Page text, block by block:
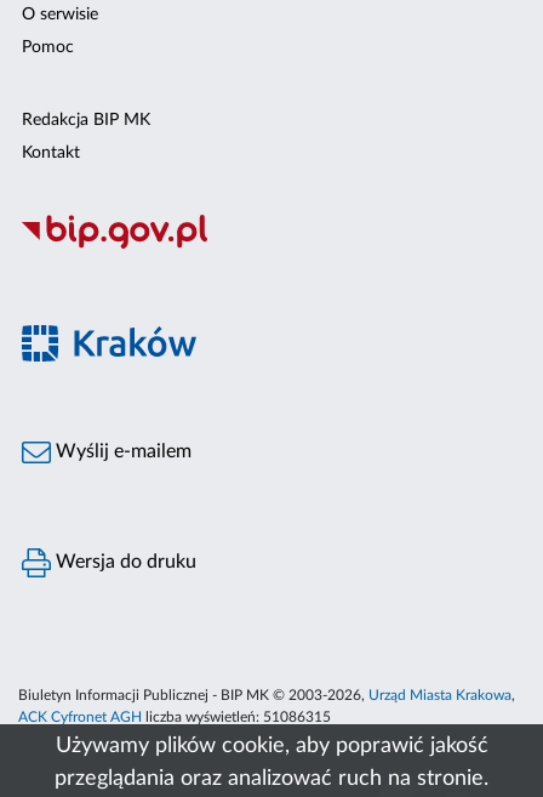
Używamy plików cookie, aby poprawić jakość
przeglądania oraz analizować ruch na stronie.
O serwisie
Pomoc
Redakcja BIP MK
Kontakt
Wyślij e-mailem
Wersja do druku
Biuletyn Informacji Publicznej - BIP MK © 2003-2026, Urząd Miasta Krakowa,
ACK Cyfronet AGH
liczba wyświetleń: 51086315